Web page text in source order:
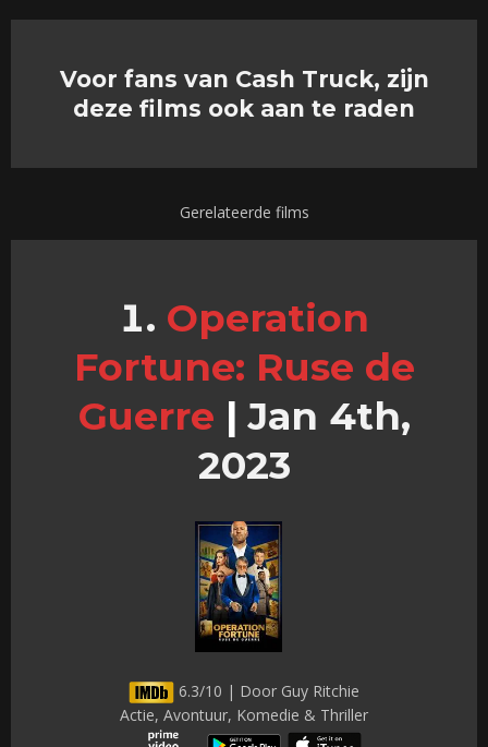
Voor fans van Cash Truck, zijn
deze films ook aan te raden
Gerelateerde films
Operation
Fortune: Ruse de
Guerre | Jan 4th,
2023
6.3/10 | Door Guy Ritchie
Actie, Avontuur, Komedie & Thriller